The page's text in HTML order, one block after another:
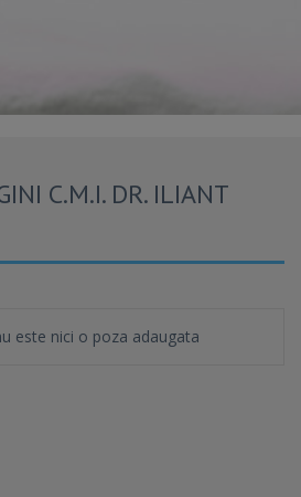
C.M.I. DR. ILIANT
este nici o poza adaugata